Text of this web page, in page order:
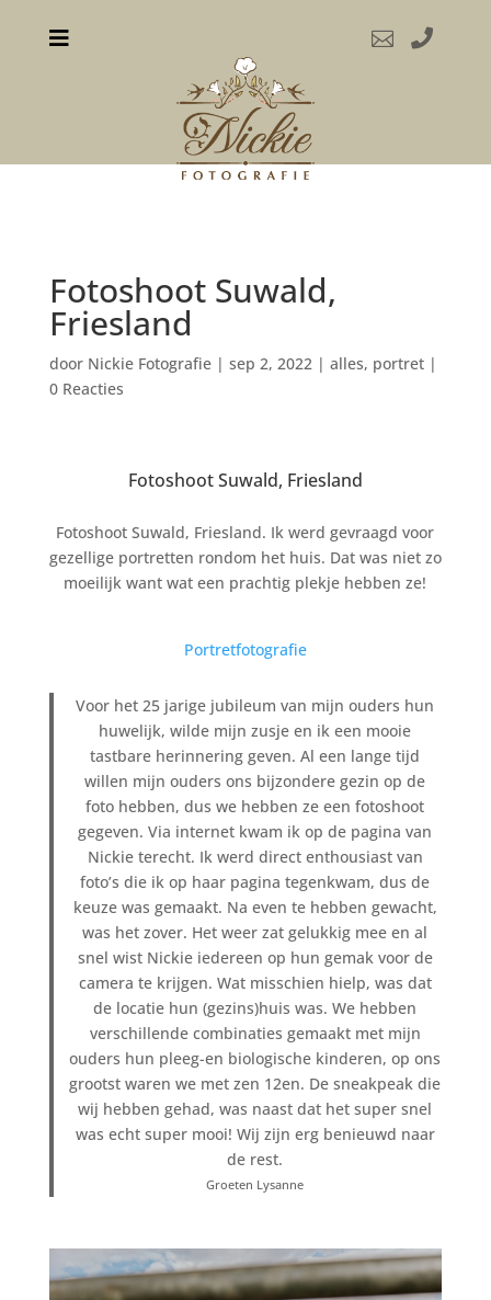
  
Fotoshoot Suwald,
Friesland
door Nickie Fotografie| sep 2, 2022| alles, portret|
0 Reacties
Fotoshoot Suwald, Friesland
Fotoshoot Suwald, Friesland. Ik werd gevraagd voor
gezellige portretten rondom het huis. Dat was niet zo
moeilijk want wat een prachtig plekje hebben ze!
Portretfotografie
Voor het 25 jarige jubileum van mijn ouders hun
huwelijk, wilde mijn zusje en ik een mooie
tastbare herinnering geven. Al een lange tijd
willen mijn ouders ons bijzondere gezin op de
foto hebben, dus we hebben ze een fotoshoot
gegeven. Via internet kwam ik op de pagina van
Nickie terecht. Ik werd direct enthousiast van
foto’s die ik op haar pagina tegenkwam, dus de
keuze was gemaakt. Na even te hebben gewacht,
was het zover. Het weer zat gelukkig mee en al
snel wist Nickie iedereen op hun gemak voor de
camera te krijgen. Wat misschien hielp, was dat
de locatie hun (gezins)huis was. We hebben
verschillende combinaties gemaakt met mijn
ouders hun pleeg-en biologische kinderen, op ons
grootst waren we met zen 12en. De sneakpeak die
wij hebben gehad, was naast dat het super snel
was echt super mooi! Wij zijn erg benieuwd naar
de rest.
Groeten Lysanne